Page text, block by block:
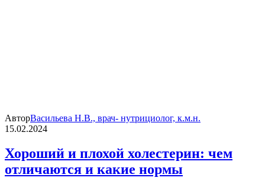
АвторВасильева Н.В., врач- нутрициолог, к.м.н.
15.02.2024
Хороший и плохой холестерин: чем
отличаются и какие нормы